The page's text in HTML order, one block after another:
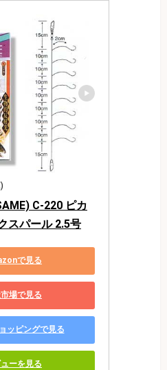
C-220 ピカ
スパール 2.5号
で見る
場で見る
ッピングで見る
ーを見る